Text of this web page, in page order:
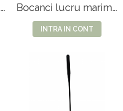
Bocanci lucru marime
41
INTRA IN CONT